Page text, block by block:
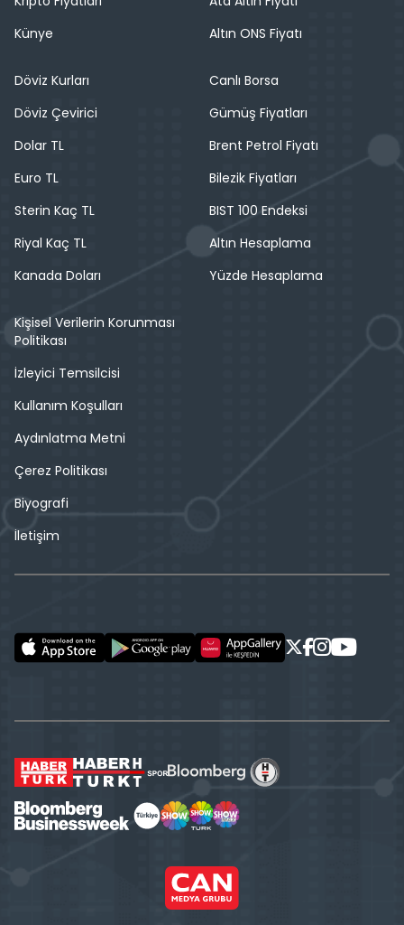
Künye
Altın ONS Fiyatı
Döviz Kurları
Döviz Çevirici
Dolar TL
Euro TL
Sterin Kaç TL
Riyal Kaç TL
Kanada Doları
Canlı Borsa
Gümüş Fiyatları
Brent Petrol Fiyatı
Bilezik Fiyatları
BIST 100 Endeksi
Altın Hesaplama
Yüzde Hesaplama
Kişisel Verilerin Korunması
Politikası
İzleyici Temsilcisi
Kullanım Koşulları
Aydınlatma Metni
Çerez Politikası
Biyografi
İletişim